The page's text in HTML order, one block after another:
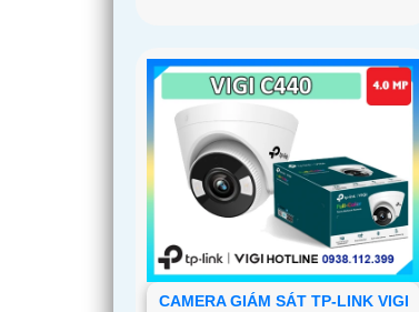
CAMERA GIÁM SÁT TP-LINK VIGI